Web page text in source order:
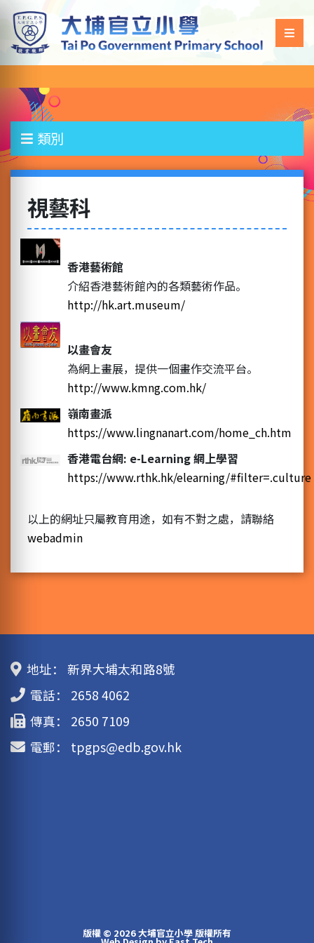
類別
視藝科
香港藝術館
介紹香港藝術館內的各類藝術作品。
http://hk.art.museum/
以畫會友
為網上畫展，提供一個畫作交流平台。
http://www.kmng.com.hk/
嶺南畫派
https://www.lingnanart.com/home_ch.htm
香港電台網: e-Learning 網上學習
https://www.rthk.hk/elearning/#filter=.culture
以上的網址只屬教育用途，如有不對之處，請聯絡
webadmin
地址：
新界大埔太和路8號
電話：
2658 4062
傳真：
2650 7109
電郵：
tpgps@edb.gov.hk
版權 © 2026 大埔官立小學 版權所有